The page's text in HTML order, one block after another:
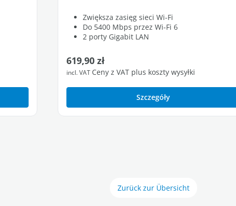
Zwiększa zasięg sieci Wi-Fi
Do 5400 Mbps przez Wi-Fi 6
2 porty Gigabit LAN
Cena regularna:
619,90 zł
incl. VAT Ceny z VAT plus koszty wysyłki
Szczegóły
Zurück zur Übersicht